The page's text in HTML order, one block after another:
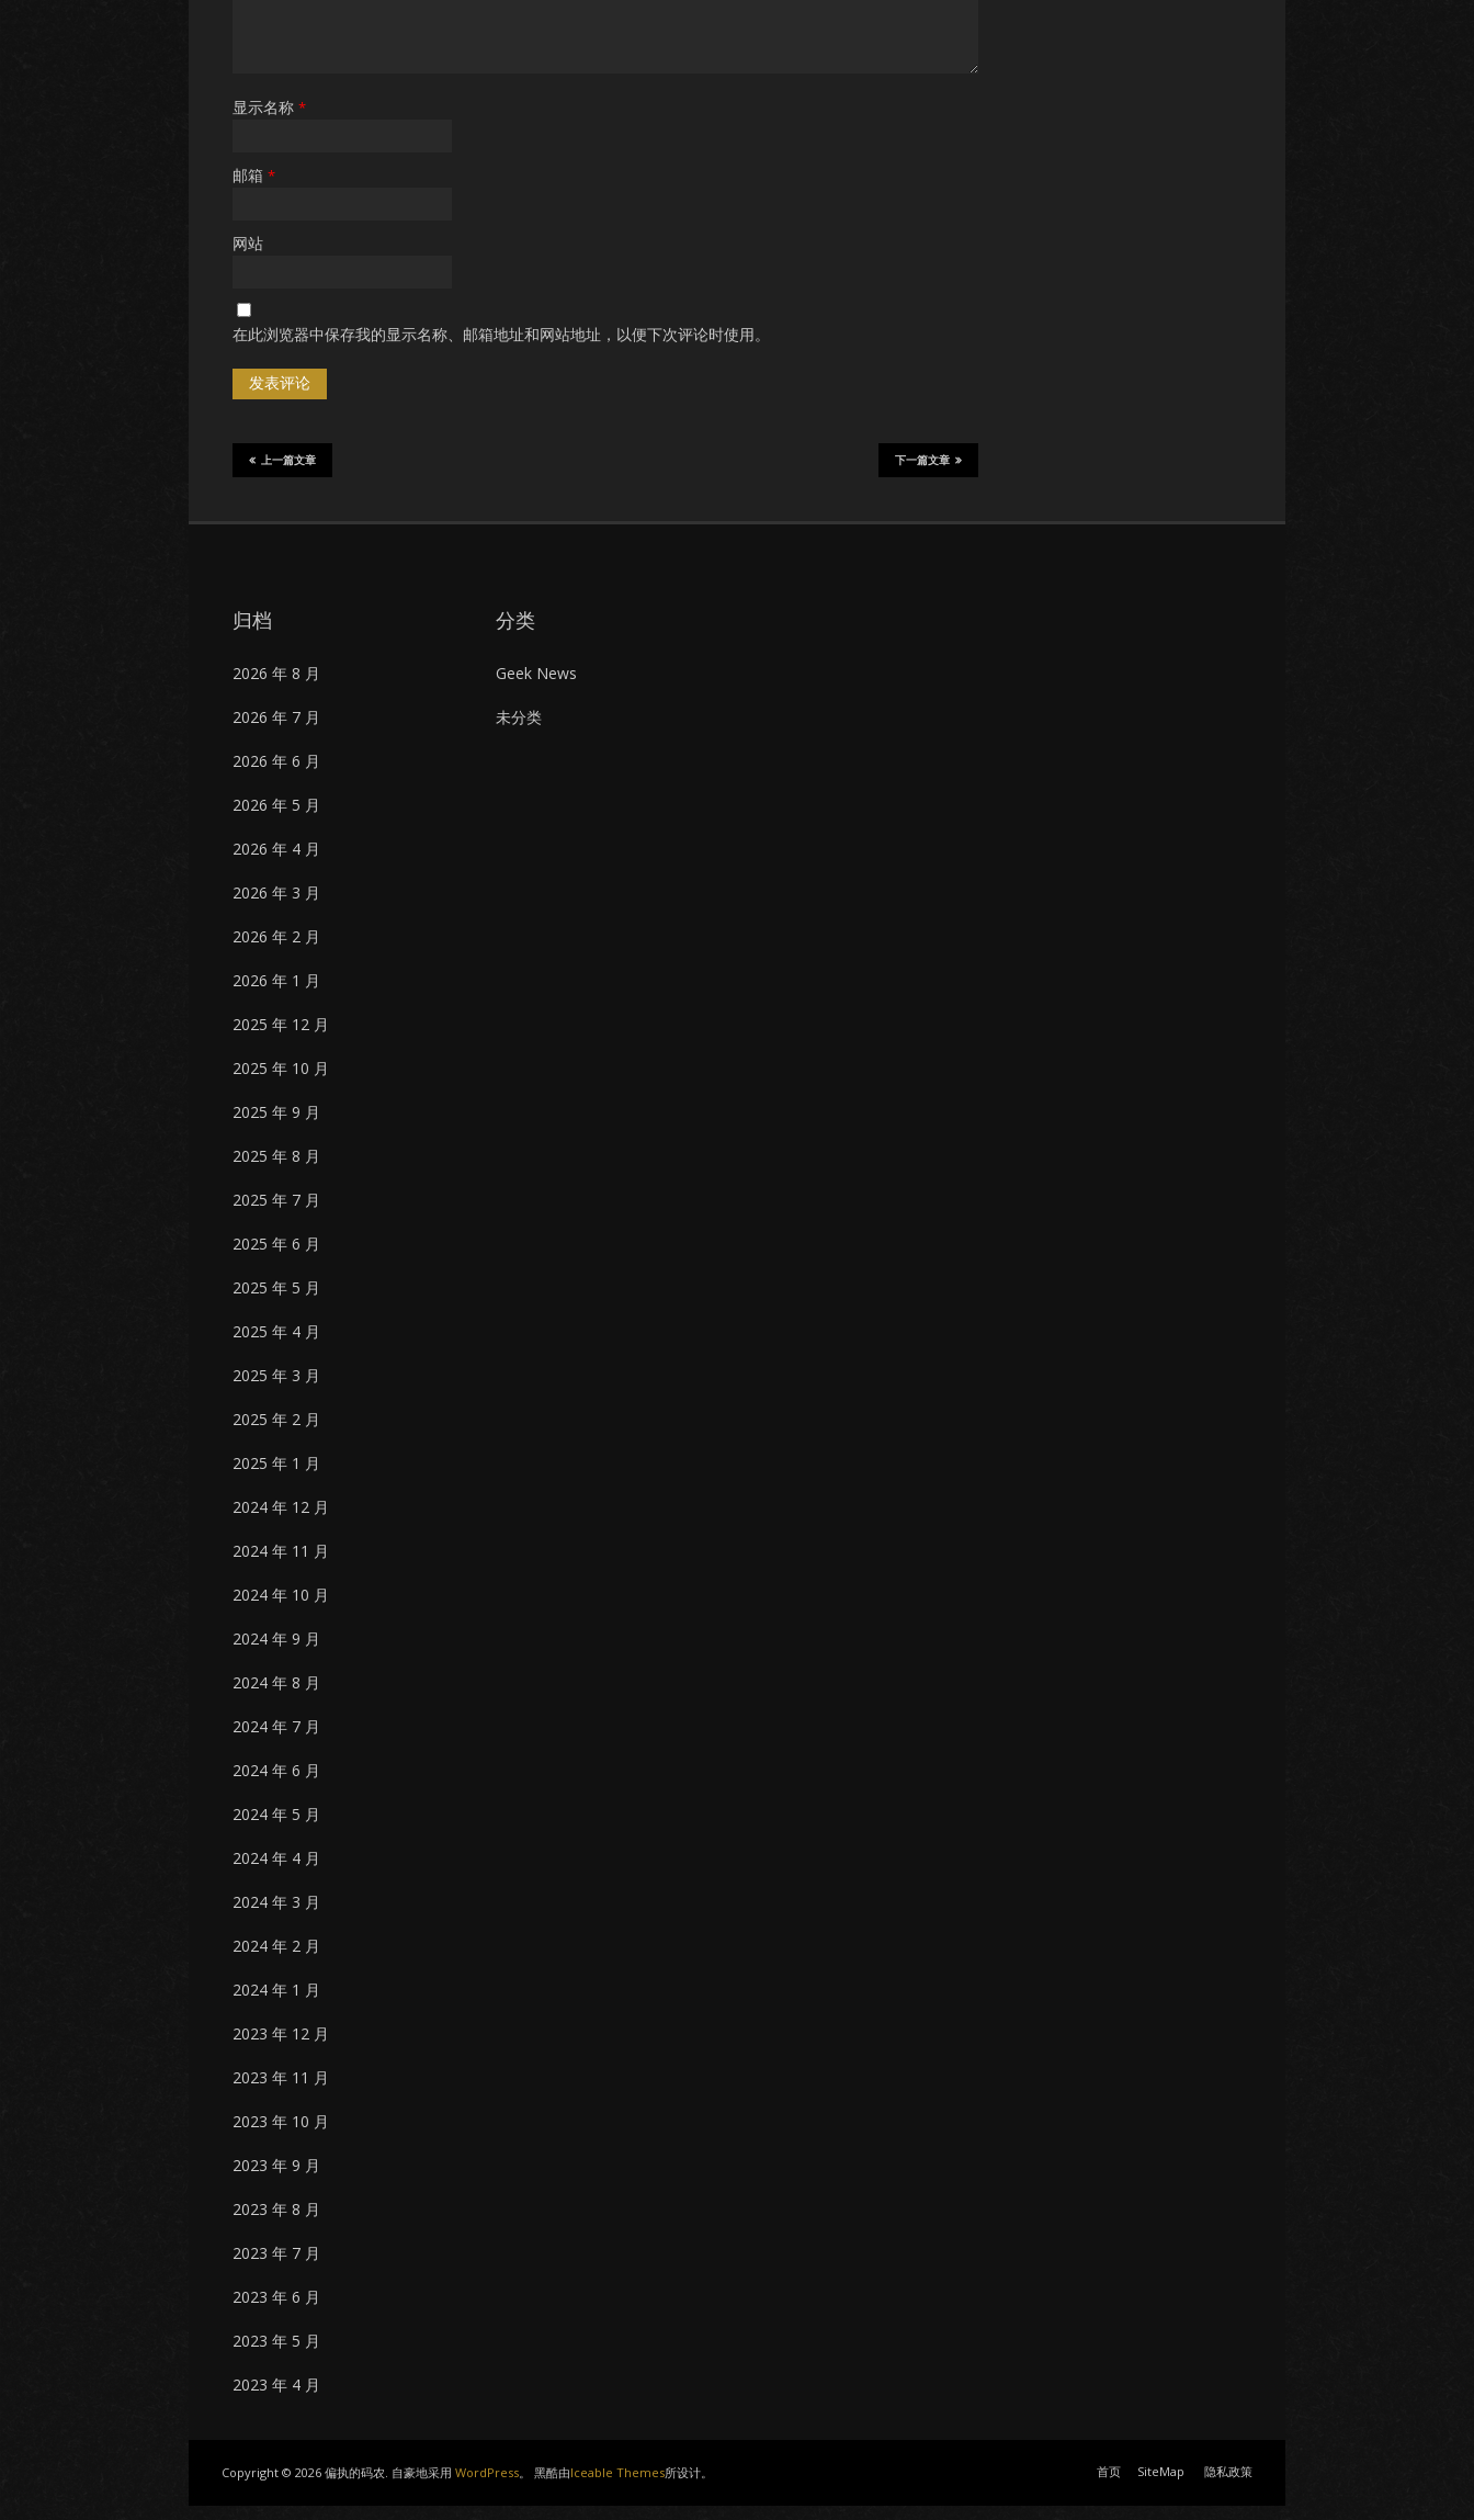
显示名称 *
邮箱 *
网站
在此浏览器中保存我的显示名称、邮箱地址和网站地址，以便下次评论时使用。
下一篇文章
上一篇文章
归档
2026 年 8 月
2026 年 7 月
2026 年 6 月
2026 年 5 月
2026 年 4 月
2026 年 3 月
2026 年 2 月
2026 年 1 月
2025 年 12 月
2025 年 10 月
2025 年 9 月
2025 年 8 月
2025 年 7 月
2025 年 6 月
2025 年 5 月
2025 年 4 月
2025 年 3 月
2025 年 2 月
2025 年 1 月
2024 年 12 月
2024 年 11 月
2024 年 10 月
2024 年 9 月
2024 年 8 月
2024 年 7 月
2024 年 6 月
2024 年 5 月
2024 年 4 月
2024 年 3 月
2024 年 2 月
2024 年 1 月
2023 年 12 月
2023 年 11 月
2023 年 10 月
2023 年 9 月
2023 年 8 月
2023 年 7 月
2023 年 6 月
2023 年 5 月
2023 年 4 月
分类
Geek News
未分类
Copyright © 2026 偏执的码农. 自豪地采用 WordPress。 黑酷由Iceable Themes所设计。 首页 SiteMap 隐私政策